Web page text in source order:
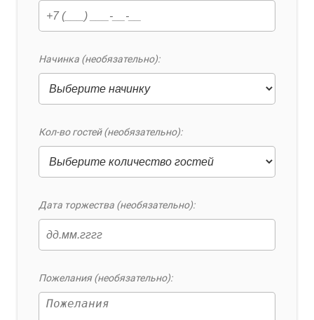
Начинка (необязательно):
Кол-во гостей (необязательно):
Дата торжества (необязательно):
Пожелания (необязательно):